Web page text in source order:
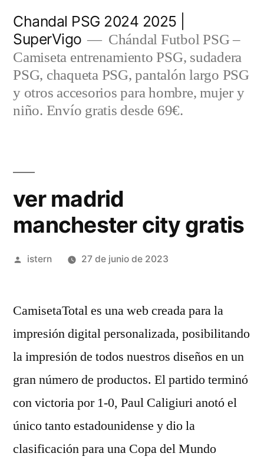
contenido
Chandal PSG 2024 2025 |
SuperVigo
Chándal Futbol PSG –
Camiseta entrenamiento PSG, sudadera
PSG, chaqueta PSG, pantalón largo PSG
y otros accesorios para hombre, mujer y
niño. Envío gratis desde 69€.
ver madrid
manchester city gratis
Publicado
istern 27 de junio de 2023
CamisetaTotal es una web creada para la
impresión digital personalizada, posibilitando
la impresión de todos nuestros diseños en un
gran número de productos. El partido terminó
con victoria por 1-0, Paul Caligiuri anotó el
único tanto estadounidense y dio la
clasificación para una Copa del Mundo